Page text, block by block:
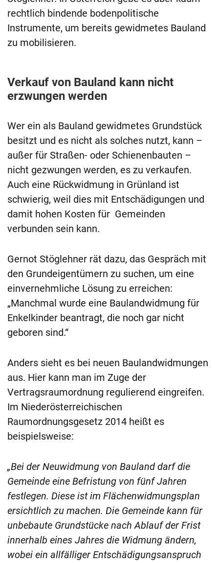
rechtlich bindende bodenpolitische
Instrumente, um bereits gewidmetes Bauland
zu mobilisieren.
Verkauf von Bauland kann nicht
erzwungen werden
Wer ein als Bauland gewidmetes Grundstück
besitzt und es nicht als solches nutzt, kann –
außer für Straßen- oder Schienenbauten –
nicht gezwungen werden, es zu verkaufen.
Auch eine Rückwidmung in Grünland ist
schwierig, weil dies mit Entschädigungen und
damit hohen Kosten für Gemeinden
verbunden sein kann.
Gernot Stöglehner rät dazu, das Gespräch mit
den Grundeigentümern zu suchen, um eine
einvernehmliche Lösung zu erreichen:
„Manchmal wurde eine Baulandwidmung für
Enkelkinder beantragt, die noch gar nicht
geboren sind.“
Anders sieht es bei neuen Baulandwidmungen
aus. Hier kann man im Zuge der
Vertragsraumordnung regulierend eingreifen.
Im Niederösterreichischen
Raumordnungsgesetz 2014 heißt es
beispielsweise:
„Bei der Neuwidmung von Bauland darf die
Gemeinde eine Befristung von fünf Jahren
festlegen. Diese ist im Flächenwidmungsplan
ersichtlich zu machen. Die Gemeinde kann für
unbebaute Grundstücke nach Ablauf der Frist
innerhalb eines Jahres die Widmung ändern,
wobei ein allfälliger Entschädigungsanspruch